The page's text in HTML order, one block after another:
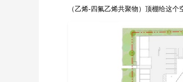
（乙烯-四氟乙烯共聚物）顶棚给这